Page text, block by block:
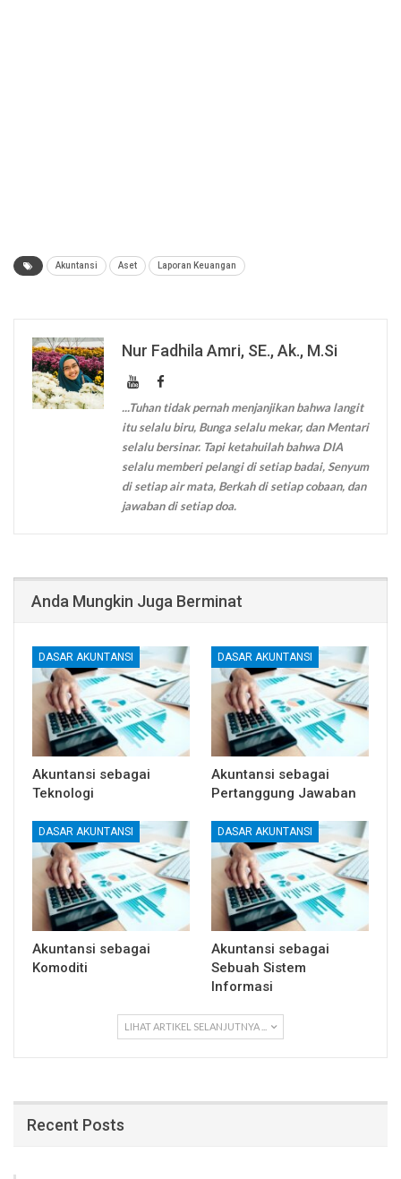
Akuntansi Aset Laporan Keuangan
Nur Fadhila Amri, SE., Ak., M.Si
...Tuhan tidak pernah menjanjikan bahwa langit
itu selalu biru, Bunga selalu mekar, dan Mentari
selalu bersinar. Tapi ketahuilah bahwa DIA
selalu memberi pelangi di setiap badai, Senyum
di setiap air mata, Berkah di setiap cobaan, dan
jawaban di setiap doa.
Anda Mungkin Juga Berminat
DASAR AKUNTANSI
Akuntansi sebagai
Teknologi
DASAR AKUNTANSI
Akuntansi sebagai
Pertanggung Jawaban
DASAR AKUNTANSI
Akuntansi sebagai
Komoditi
DASAR AKUNTANSI
Akuntansi sebagai
Sebuah Sistem
Informasi
LIHAT ARTIKEL SELANJUTNYA ...
Recent Posts